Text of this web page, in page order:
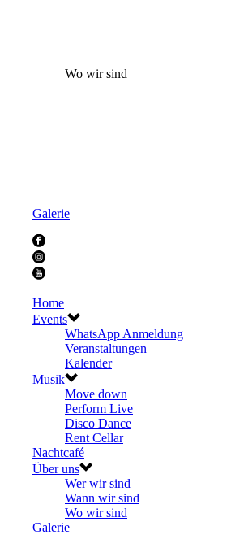
Wo wir sind
Galerie
Home
Events
WhatsApp Anmeldung
Veranstaltungen
Kalender
Musik
Move down
Perform Live
Disco Dance
Rent Cellar
Nachtcafé
Über uns
Wer wir sind
Wann wir sind
Wo wir sind
Galerie